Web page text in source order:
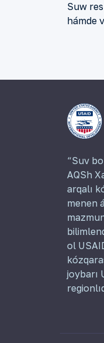
Suw
hámde
“Suv
AQSh
arqalı
menen
ol
joybarı